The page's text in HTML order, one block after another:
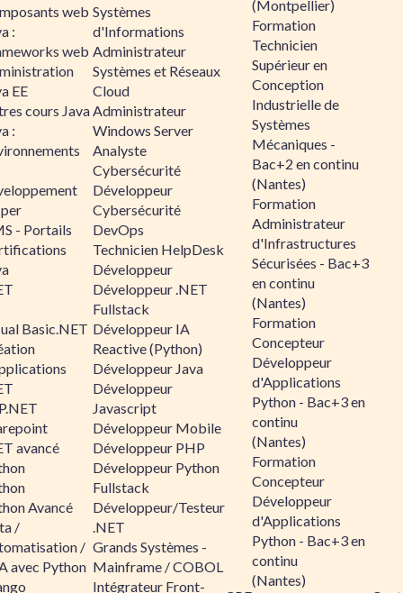
web
:
web
EE
cours Java
:
- Portails
Basic.NET
avancé
Avancé
/
/
avec Python
Systèmes
d'Informations
Administrateur
Systèmes et Réseaux
Cloud
Administrateur
Windows Server
Analyste
Cybersécurité
Développeur
Cybersécurité
DevOps
Technicien HelpDesk
Développeur
Développeur .NET
Fullstack
Développeur IA
Reactive (Python)
Développeur Java
Développeur
Javascript
Développeur Mobile
Développeur PHP
Développeur Python
Fullstack
Développeur/Testeur
.NET
Grands Systèmes -
Mainframe / COBOL
Intégrateur Front-
(Montpellier)
Formation
Technicien
Supérieur en
Conception
Industrielle de
Systèmes
Mécaniques -
Bac+2 en continu
(Nantes)
Formation
Administrateur
d'Infrastructures
Sécurisées - Bac+3
en continu
(Nantes)
Formation
Concepteur
Développeur
d'Applications
Python - Bac+3 en
continu
(Nantes)
Formation
Concepteur
Développeur
d'Applications
Python - Bac+3 en
continu
(Nantes)